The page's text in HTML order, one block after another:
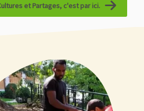
et Partages, c'est par ici.